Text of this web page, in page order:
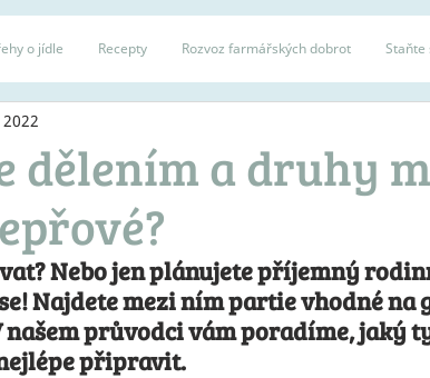
o jídle Recepty Rozvoz farmářských dobrot Staňte
dělením a druhy
Nebo jen plánujete příjemný
Najdete mezi ním partie vhodné na
našem průvodci vám poradíme, jaký
připravit.